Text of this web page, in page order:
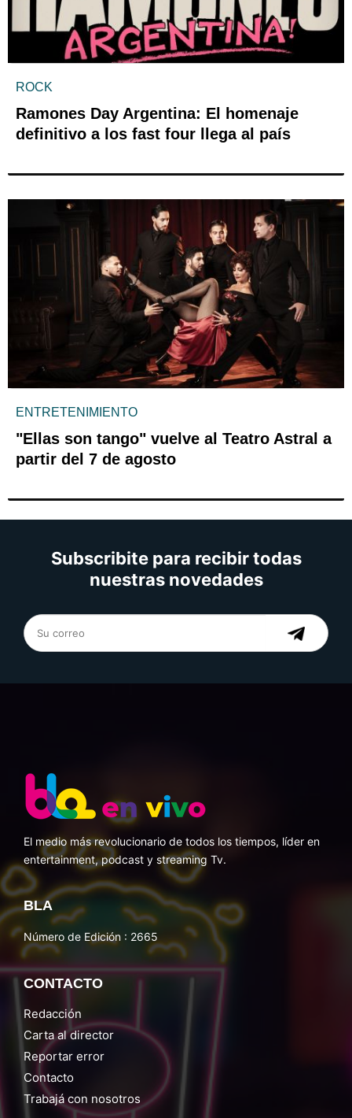
ROCK
Ramones Day Argentina: El homenaje
definitivo a los fast four llega al país
ENTRETENIMIENTO
"Ellas son tango" vuelve al Teatro Astral a
partir del 7 de agosto
Subscribite para recibir todas
nuestras novedades
El medio más revolucionario de todos los tiempos, líder en
entertainment, podcast y streaming Tv.
BLA
Número de Edición : 2665
CONTACTO
Redacción
Carta al director
Reportar error
Contacto
Trabajá con nosotros